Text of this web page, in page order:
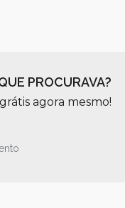
PROCURAVA?
agora mesmo!